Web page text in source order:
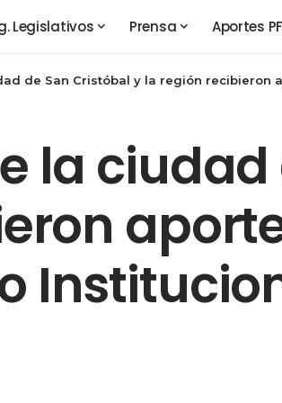
Legislativos Prensa Aportes
de San Cristóbal y la región recibieron
la